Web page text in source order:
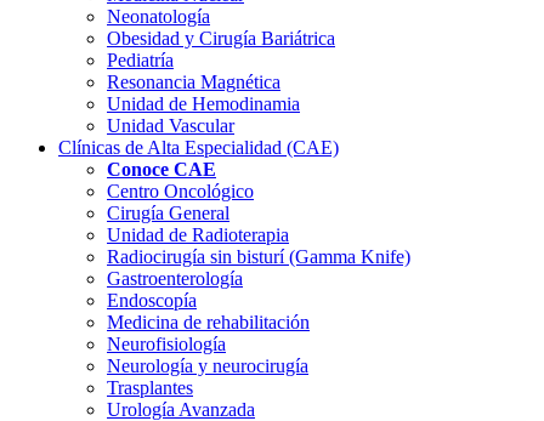
Neonatología
Obesidad y Cirugía Bariátrica
Pediatría
Resonancia Magnética
Unidad de Hemodinamia
Unidad Vascular
Clínicas de Alta Especialidad (CAE)
Conoce CAE
Centro Oncológico
Cirugía General
Unidad de Radioterapia
Radiocirugía sin bisturí (Gamma Knife)
Gastroenterología
Endoscopía
Medicina de rehabilitación
Neurofisiología
Neurología y neurocirugía
Trasplantes
Urología Avanzada